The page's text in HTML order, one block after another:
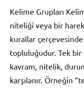
Kelime Grupları
niteliği veya bir
kurallar
topluluğudur. Tek bir
kavram, nitelik,
karşılanır. Örneğin